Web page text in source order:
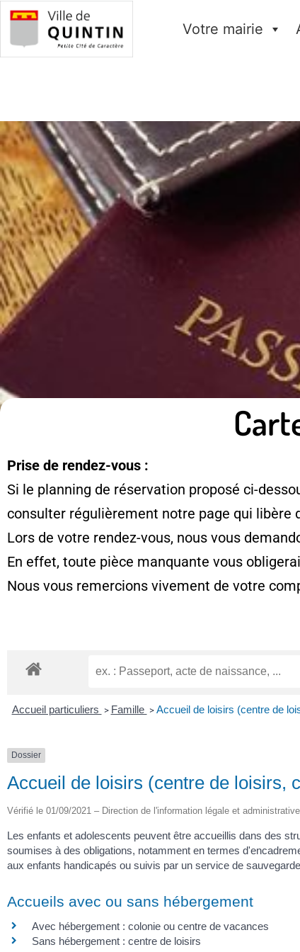
Votre mairie
Prise de rendez-vous :
Si le planning de réservation proposé ci-
consulter régulièrement notre page qui libère
Lors de votre rendez-vous, nous vous
En effet, toute pièce manquante vous
Nous vous remercions vivement de votre
Accueil particuliers > Famille > Accueil de loisirs (centre de
Dossier
Accueil de loisirs (centre de loisirs,
Vérifié le 01/09/2021 – Direction de l'information légale et
Les enfants et adolescents peuvent être accueillis dans des
soumises à des obligations, notamment en termes
aux enfants handicapés ou suivis par un service de
Accueils avec ou sans hébergement
Avec hébergement : colonie ou centre de vacances
Sans hébergement : centre de loisirs